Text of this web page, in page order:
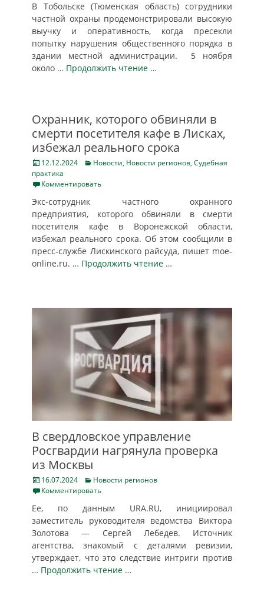
В Тобольске (Тюменская область) сотрудники
частной охраны продемонстрировали высокую
выучку и оперативность, когда пресекли
попытку нарушения общественного порядка в
здании местной администрации. 5 ноября
около … Продолжить чтение …
Охранник, которого обвиняли в
смерти посетителя кафе в Лисках,
избежал реального срока
Posted
on
12.12.2024 Categories
Новости, Новости регионов, Судебная
практика
Комментировать
Экс-сотрудник частного охранного
предприятия, которого обвиняли в смерти
посетителя кафе в Воронежской области,
избежал реального срока. Об этом сообщили в
пресс-службе Лискинского райсуда, пишет moe-
online.ru. … Продолжить чтение …
В свердловское управление
Росгвардии нагрянула проверка
из Москвы
Posted
on
16.07.2024 Categories
Новости регионов
Комментировать
Ее, по данным URA.RU, инициировал
заместитель руководителя ведомства Виктора
Золотова — Сергей Лебедев. Источник
агентства, знакомый с деталями ревизии,
утверждает, что это следствие интриги против
… Продолжить чтение …